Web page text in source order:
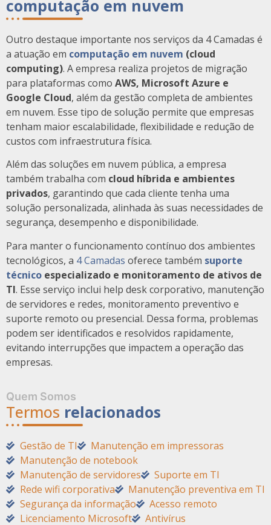
computação em nuvem
Outro destaque importante nos serviços da 4 Camadas é
a atuação em computação em nuvem (cloud
computing). A empresa realiza projetos de migração
para plataformas como AWS, Microsoft Azure e
Google Cloud, além da gestão completa de ambientes
em nuvem. Esse tipo de solução permite que empresas
tenham maior escalabilidade, flexibilidade e redução de
custos com infraestrutura física.
Além das soluções em nuvem pública, a empresa
também trabalha com cloud híbrida e ambientes
privados, garantindo que cada cliente tenha uma
solução personalizada, alinhada às suas necessidades de
segurança, desempenho e disponibilidade.
Para manter o funcionamento contínuo dos ambientes
tecnológicos, a 4 Camadas oferece também suporte
técnico especializado e monitoramento de ativos de
TI. Esse serviço inclui help desk corporativo, manutenção
de servidores e redes, monitoramento preventivo e
suporte remoto ou presencial. Dessa forma, problemas
podem ser identificados e resolvidos rapidamente,
evitando interrupções que impactem a operação das
empresas.
Quem Somos
Termos relacionados
Gestão de TI
Manutenção em impressoras
Manutenção de notebook
Manutenção de servidores
Suporte em TI
Rede wifi corporativa
Manutenção preventiva em TI
Segurança da informação
Acesso remoto
Licenciamento Microsoft
Antivírus